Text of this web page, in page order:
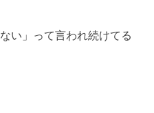
い」って言われ続けてる